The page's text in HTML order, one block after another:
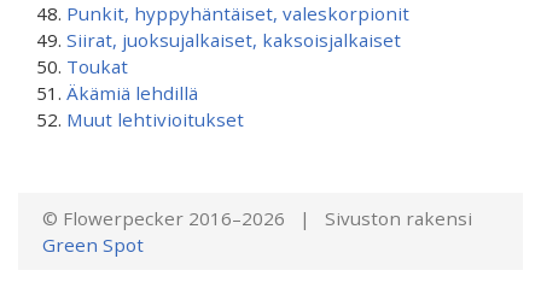
Punkit, hyppyhäntäiset, valeskorpionit
Siirat, juoksujalkaiset, kaksoisjalkaiset
Toukat
Äkämiä lehdillä
Muut lehtivioitukset
© Flowerpecker 2016–2026 | Sivuston rakensi
Green Spot